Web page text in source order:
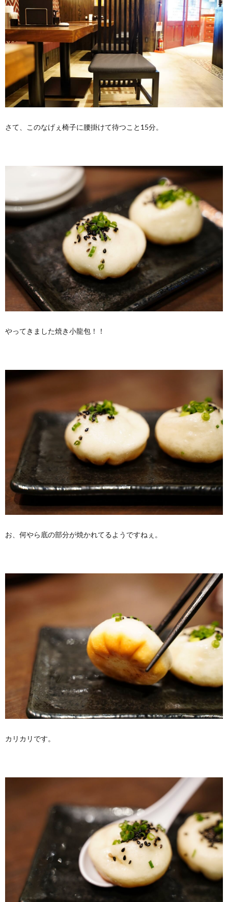
さて、このなげぇ椅子に腰掛けて待つこと15分。
やってきました焼き小龍包！！
お、何やら底の部分が焼かれてるようですねぇ。
カリカリです。